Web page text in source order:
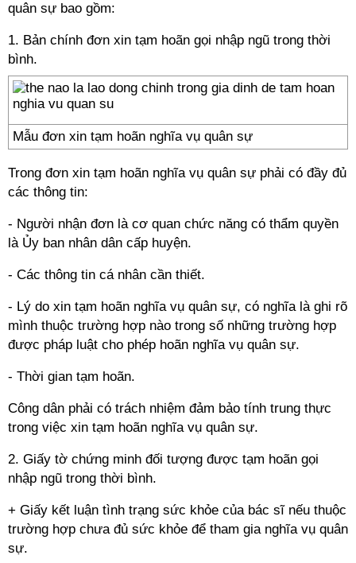
quân sự bao gồm:
1. Bản chính đơn xin tạm hoãn gọi nhập ngũ trong thời
bình.
Mẫu đơn xin tạm hoãn nghĩa vụ quân sự
Trong đơn xin tạm hoãn nghĩa vụ quân sự phải có đầy đủ
các thông tin:
- Người nhận đơn là cơ quan chức năng có thẩm quyền
là Ủy ban nhân dân cấp huyện.
- Các thông tin cá nhân cần thiết.
- Lý do xin tạm hoãn nghĩa vụ quân sự, có nghĩa là ghi rõ
mình thuộc trường hợp nào trong số những trường hợp
được pháp luật cho phép hoãn nghĩa vụ quân sự.
- Thời gian tạm hoãn.
Công dân phải có trách nhiệm đảm bảo tính trung thực
trong việc xin tạm hoãn nghĩa vụ quân sự.
2. Giấy tờ chứng minh đối tượng được tạm hoãn gọi
nhập ngũ trong thời bình.
+ Giấy kết luận tình trạng sức khỏe của bác sĩ nếu thuộc
trường hợp chưa đủ sức khỏe để tham gia nghĩa vụ quân
sự.